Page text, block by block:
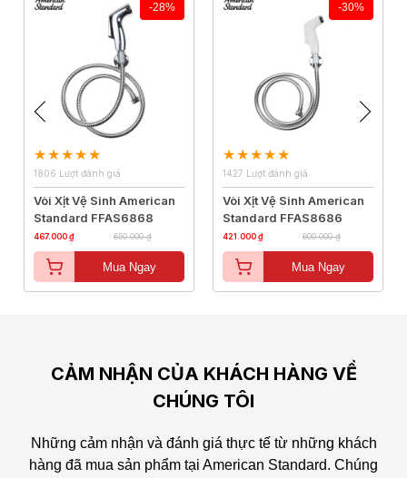
-28%
1806 Lượt đánh giá
Vòi Xịt Vệ Sinh American
Standard FFAS6868
467.000 ₫ 650.000 ₫
Mua Ngay
-30%
1427 Lượt đánh giá
Vòi Xịt Vệ Sinh American
Standard FFAS8686
421.000 ₫ 600.000 ₫
Mua Ngay
CẢM NHẬN CỦA KHÁCH HÀNG VỀ
CHÚNG TÔI
Những cảm nhận và đánh giá thực tế từ những khách
hàng đã mua sản phẩm tại American Standard. Chúng